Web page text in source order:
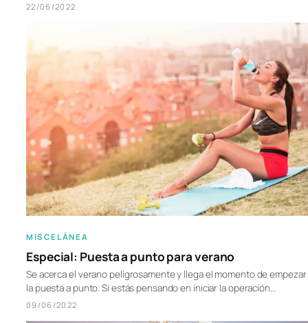
22/06/2022
MISCELÁNEA
Especial: Puesta a punto para verano
Se acerca el verano peligrosamente y llega el momento de empezar
la puesta a punto. Si estás pensando en iniciar la operación…
09/06/2022